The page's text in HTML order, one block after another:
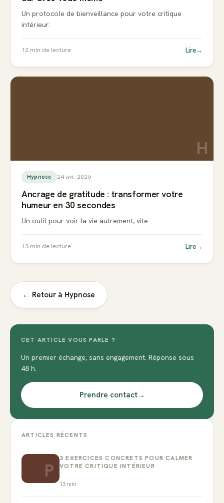
Un protocole de bienveillance pour votre critique
intérieur.
12 min de lecture Lire→
H
Hypnose 24 avr. 2026
Ancrage de gratitude : transformer votre
humeur en 30 secondes
Un outil pour voir la vie autrement, vite.
13 min de lecture Lire→
← Retour à Hypnose
CET ARTICLE VOUS PARLE ?
Un premier échange, sans engagement. Réponse sous
48 h.
Prendre contact→
ARTICLES RÉCENTS
P
3 EXERCICES CONCRETS POUR CALMER
VOTRE CRITIQUE INTÉRIEUR
13 min